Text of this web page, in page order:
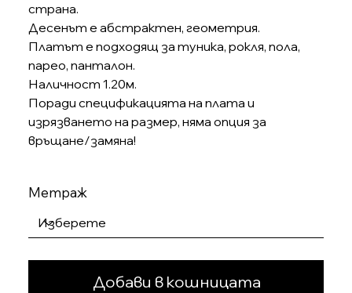
страна.
Десенът е абстрактен, геометрия.
Платът е подходящ за туника, рокля, пола,
парео, панталон.
Наличност 1.20м.
Поради спецификацията на плата и
изрязването на размер, няма опция за
връщане/замяна!
Метраж
Добави в кошницата